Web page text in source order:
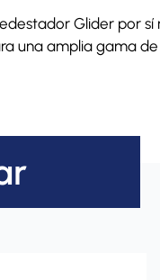
Glider por
una amplia gama